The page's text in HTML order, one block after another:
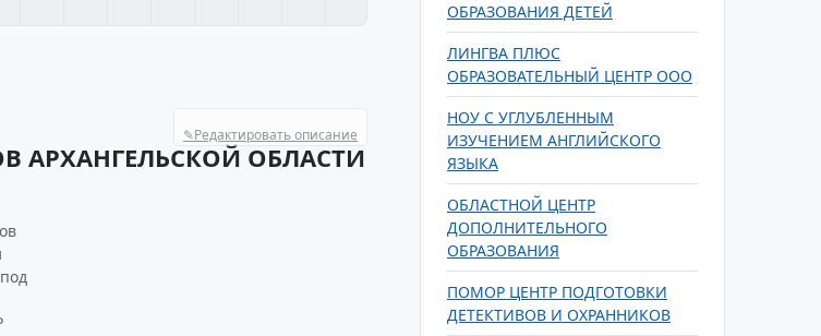
✎Редактировать описание
АРХАНГЕЛЬСКОЙ ОБЛАСТИ
ОБРАЗОВАНИЯ ДЕТЕЙ
ЛИНГВА ПЛЮС
ОБРАЗОВАТЕЛЬНЫЙ ЦЕНТР ООО
НОУ С УГЛУБЛЕННЫМ
ИЗУЧЕНИЕМ АНГЛИЙСКОГО
ЯЗЫКА
ОБЛАСТНОЙ ЦЕНТР
ДОПОЛНИТЕЛЬНОГО
ОБРАЗОВАНИЯ
ПОМОР ЦЕНТР ПОДГОТОВКИ
ДЕТЕКТИВОВ И ОХРАННИКОВ